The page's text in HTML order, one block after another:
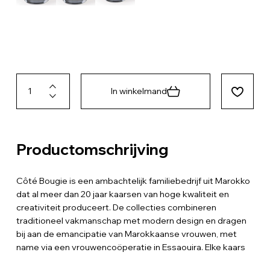
In winkelmand
Productomschrijving
Côté Bougie is een ambachtelijk familiebedrijf uit Marokko
dat al meer dan 20 jaar kaarsen van hoge kwaliteit en
creativiteit produceert. De collecties combineren
traditioneel vakmanschap met modern design en dragen
bij aan de emancipatie van Marokkaanse vrouwen, met
name via een vrouwencoöperatie in Essaouira. Elke kaars